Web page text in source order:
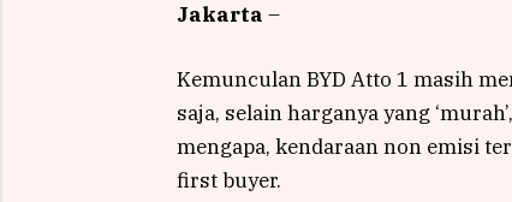
Jakarta –
Kemunculan BYD Atto 1 masih
saja, selain harganya yang
mengapa, kendaraan non emisi
first buyer.